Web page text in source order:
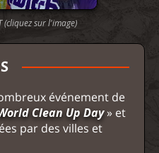
(cliquez sur l'image)
événement de
Clean Up Day» et
par des villes et